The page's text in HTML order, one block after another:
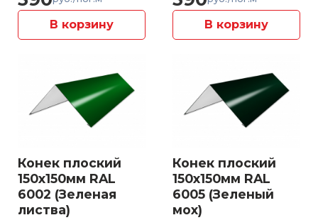
В корзину В корзину
Конек плоский
150x150мм RAL
6002 (Зеленая
листва)
Конек плоский
150x150мм RAL
6005 (Зеленый
мох)